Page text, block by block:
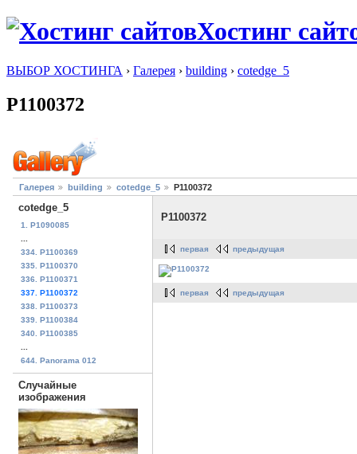
Хостинг
ВЫБОР ХОСТИНГА › Галерея › building › cotedge_5
P1100372
Галерея building cotedge_5 P1100372
cotedge_5
1. P1090085
...
334. P1100369
335. P1100370
336. P1100371
337. P1100372
338. P1100373
339. P1100384
340. P1100385
...
644. Panorama 012
Случайные
изображения
P1100372
первая предыдущая
первая предыдущая